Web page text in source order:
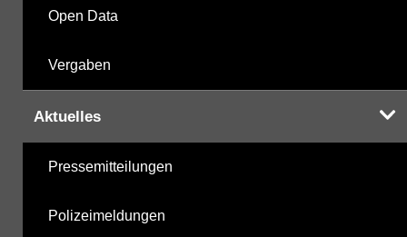
Open Data
Vergaben
Aktuelles
Pressemitteilungen
Polizeimeldungen